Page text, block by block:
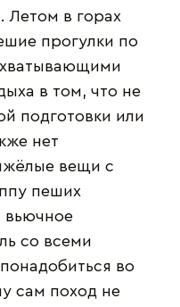
Летом в горах
прогулки по
в том, что не
подготовки или
нет
вещи с
пеших
вьючное
со всеми
во
сам поход не